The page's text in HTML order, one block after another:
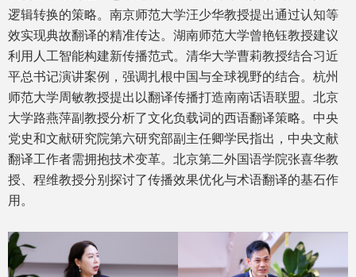
逻辑转换的策略。南京师范大学汪少华教授提出通过认知等
效实现典故翻译的精准传达。湖南师范大学曾艳钰教授建议
利用人工智能构建新传播范式。清华大学曹莉教授结合习近
平总书记演讲案例，强调扎根中国与全球视野的结合。杭州
师范大学周敏教授提出以翻译传播打造南南话语联盟。北京
大学路燕萍副教授分析了文化负载词的西语翻译策略。中央
党史和文献研究院第六研究部副主任卿学民指出，中央文献
翻译工作者需拥抱技术变革。北京第二外国语学院张喜华教
授、程维教授分别探讨了传播效果优化与术语翻译的基石作
用。